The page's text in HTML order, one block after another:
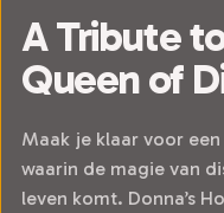
A Tribute
Queen of
Maak je klaar voor
waarin de magie van
leven komt. Donna’s